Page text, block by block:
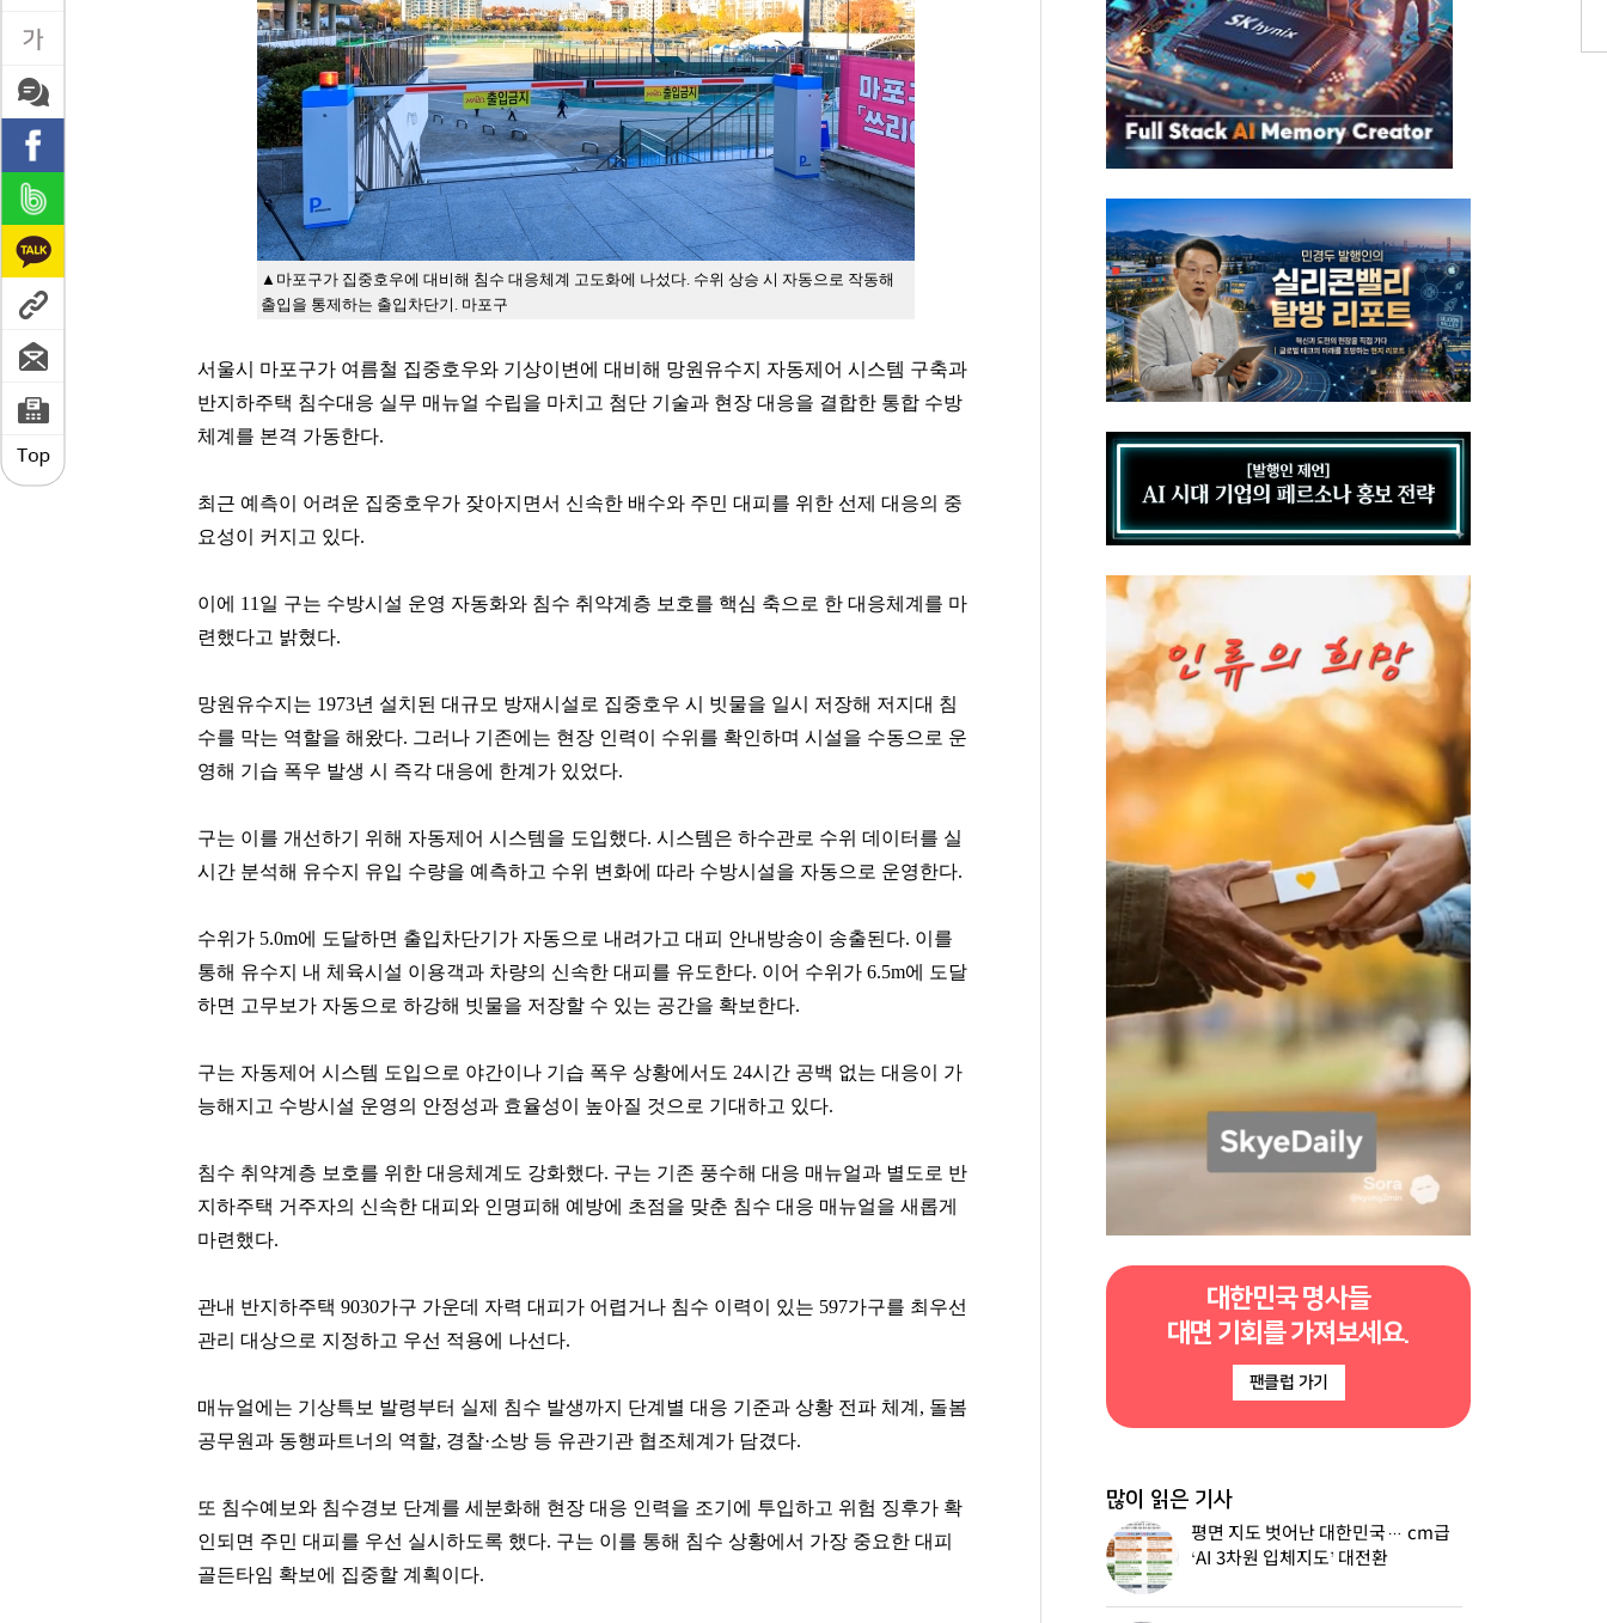
▲마포구가 집중호우에 대비해 침수 대응체계 고도화에 나섰다. 수위 상승 시 자동으로 작동해
출입을 통제하는 출입차단기. 마포구
서울시 마포구가 여름철 집중호우와 기상이변에 대비해 망원유수지 자동제어 시스템 구축과
반지하주택 침수대응 실무 매뉴얼 수립을 마치고 첨단 기술과 현장 대응을 결합한 통합 수방
체계를 본격 가동한다.
최근 예측이 어려운 집중호우가 잦아지면서 신속한 배수와 주민 대피를 위한 선제 대응의 중
요성이 커지고 있다.
이에 11일 구는 수방시설 운영 자동화와 침수 취약계층 보호를 핵심 축으로 한 대응체계를 마
련했다고 밝혔다.
망원유수지는 1973년 설치된 대규모 방재시설로 집중호우 시 빗물을 일시 저장해 저지대 침
수를 막는 역할을 해왔다. 그러나 기존에는 현장 인력이 수위를 확인하며 시설을 수동으로 운
영해 기습 폭우 발생 시 즉각 대응에 한계가 있었다.
구는 이를 개선하기 위해 자동제어 시스템을 도입했다. 시스템은 하수관로 수위 데이터를 실
시간 분석해 유수지 유입 수량을 예측하고 수위 변화에 따라 수방시설을 자동으로 운영한다.
수위가 5.0m에 도달하면 출입차단기가 자동으로 내려가고 대피 안내방송이 송출된다. 이를
통해 유수지 내 체육시설 이용객과 차량의 신속한 대피를 유도한다. 이어 수위가 6.5m에 도달
하면 고무보가 자동으로 하강해 빗물을 저장할 수 있는 공간을 확보한다.
구는 자동제어 시스템 도입으로 야간이나 기습 폭우 상황에서도 24시간 공백 없는 대응이 가
능해지고 수방시설 운영의 안정성과 효율성이 높아질 것으로 기대하고 있다.
침수 취약계층 보호를 위한 대응체계도 강화했다. 구는 기존 풍수해 대응 매뉴얼과 별도로 반
지하주택 거주자의 신속한 대피와 인명피해 예방에 초점을 맞춘 침수 대응 매뉴얼을 새롭게
마련했다.
관내 반지하주택 9030가구 가운데 자력 대피가 어렵거나 침수 이력이 있는 597가구를 최우선
관리 대상으로 지정하고 우선 적용에 나선다.
매뉴얼에는 기상특보 발령부터 실제 침수 발생까지 단계별 대응 기준과 상황 전파 체계 , 돌봄
공무원과 동행파트너의 역할, 경찰·소방 등 유관기관 협조체계가 담겼다.
또 침수예보와 침수경보 단계를 세분화해 현장 대응 인력을 조기에 투입하고 위험 징후가 확
인되면 주민 대피를 우선 실시하도록 했다. 구는 이를 통해 침수 상황에서 가장 중요한 대피
골든타임 확보에 집중할 계획이다.
대한민국 명사들
대면 기회를 가져보세요.
팬클럽 가기
많이 읽은 기사
평면 지도 벗어난 대한민국… cm급
‘AI 3차원 입체지도’ 대전환